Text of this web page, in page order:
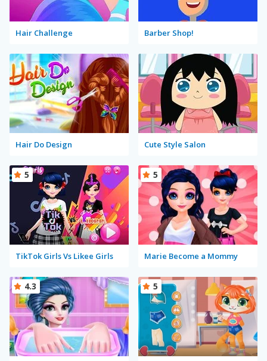
Hair Challenge Barber Shop!
Hair Do Design Cute Style Salon
TikTok Girls Vs Likee Girls
5
Marie Become a Mommy
5
4.3 5